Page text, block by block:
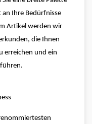
Ihre Bedürfnisse
Artikel werden wir
die Ihnen
erreichen und ein